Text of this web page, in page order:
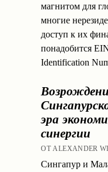
магнитом для
многие
доступ к их
понадобится
Identification
эра
синергии
ОТ ALEXANDER
Сингапур и